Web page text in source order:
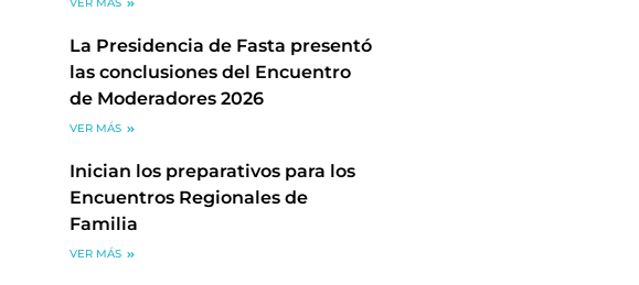
La Presidencia de Fasta presentó
las conclusiones del Encuentro
de Moderadores 2026
VER MÁS
Inician los preparativos para los
Encuentros Regionales de
Familia
VER MÁS